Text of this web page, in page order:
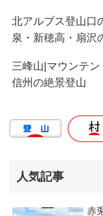
北アルプス登山口
泉・新穂高・扇沢
三峰山|マウンテ
信州の絶景登山
人気記事
赤